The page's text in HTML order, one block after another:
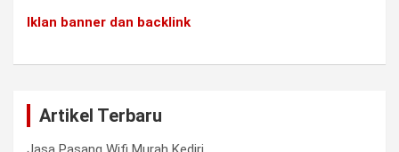
Iklan banner dan backlink
Artikel Terbaru